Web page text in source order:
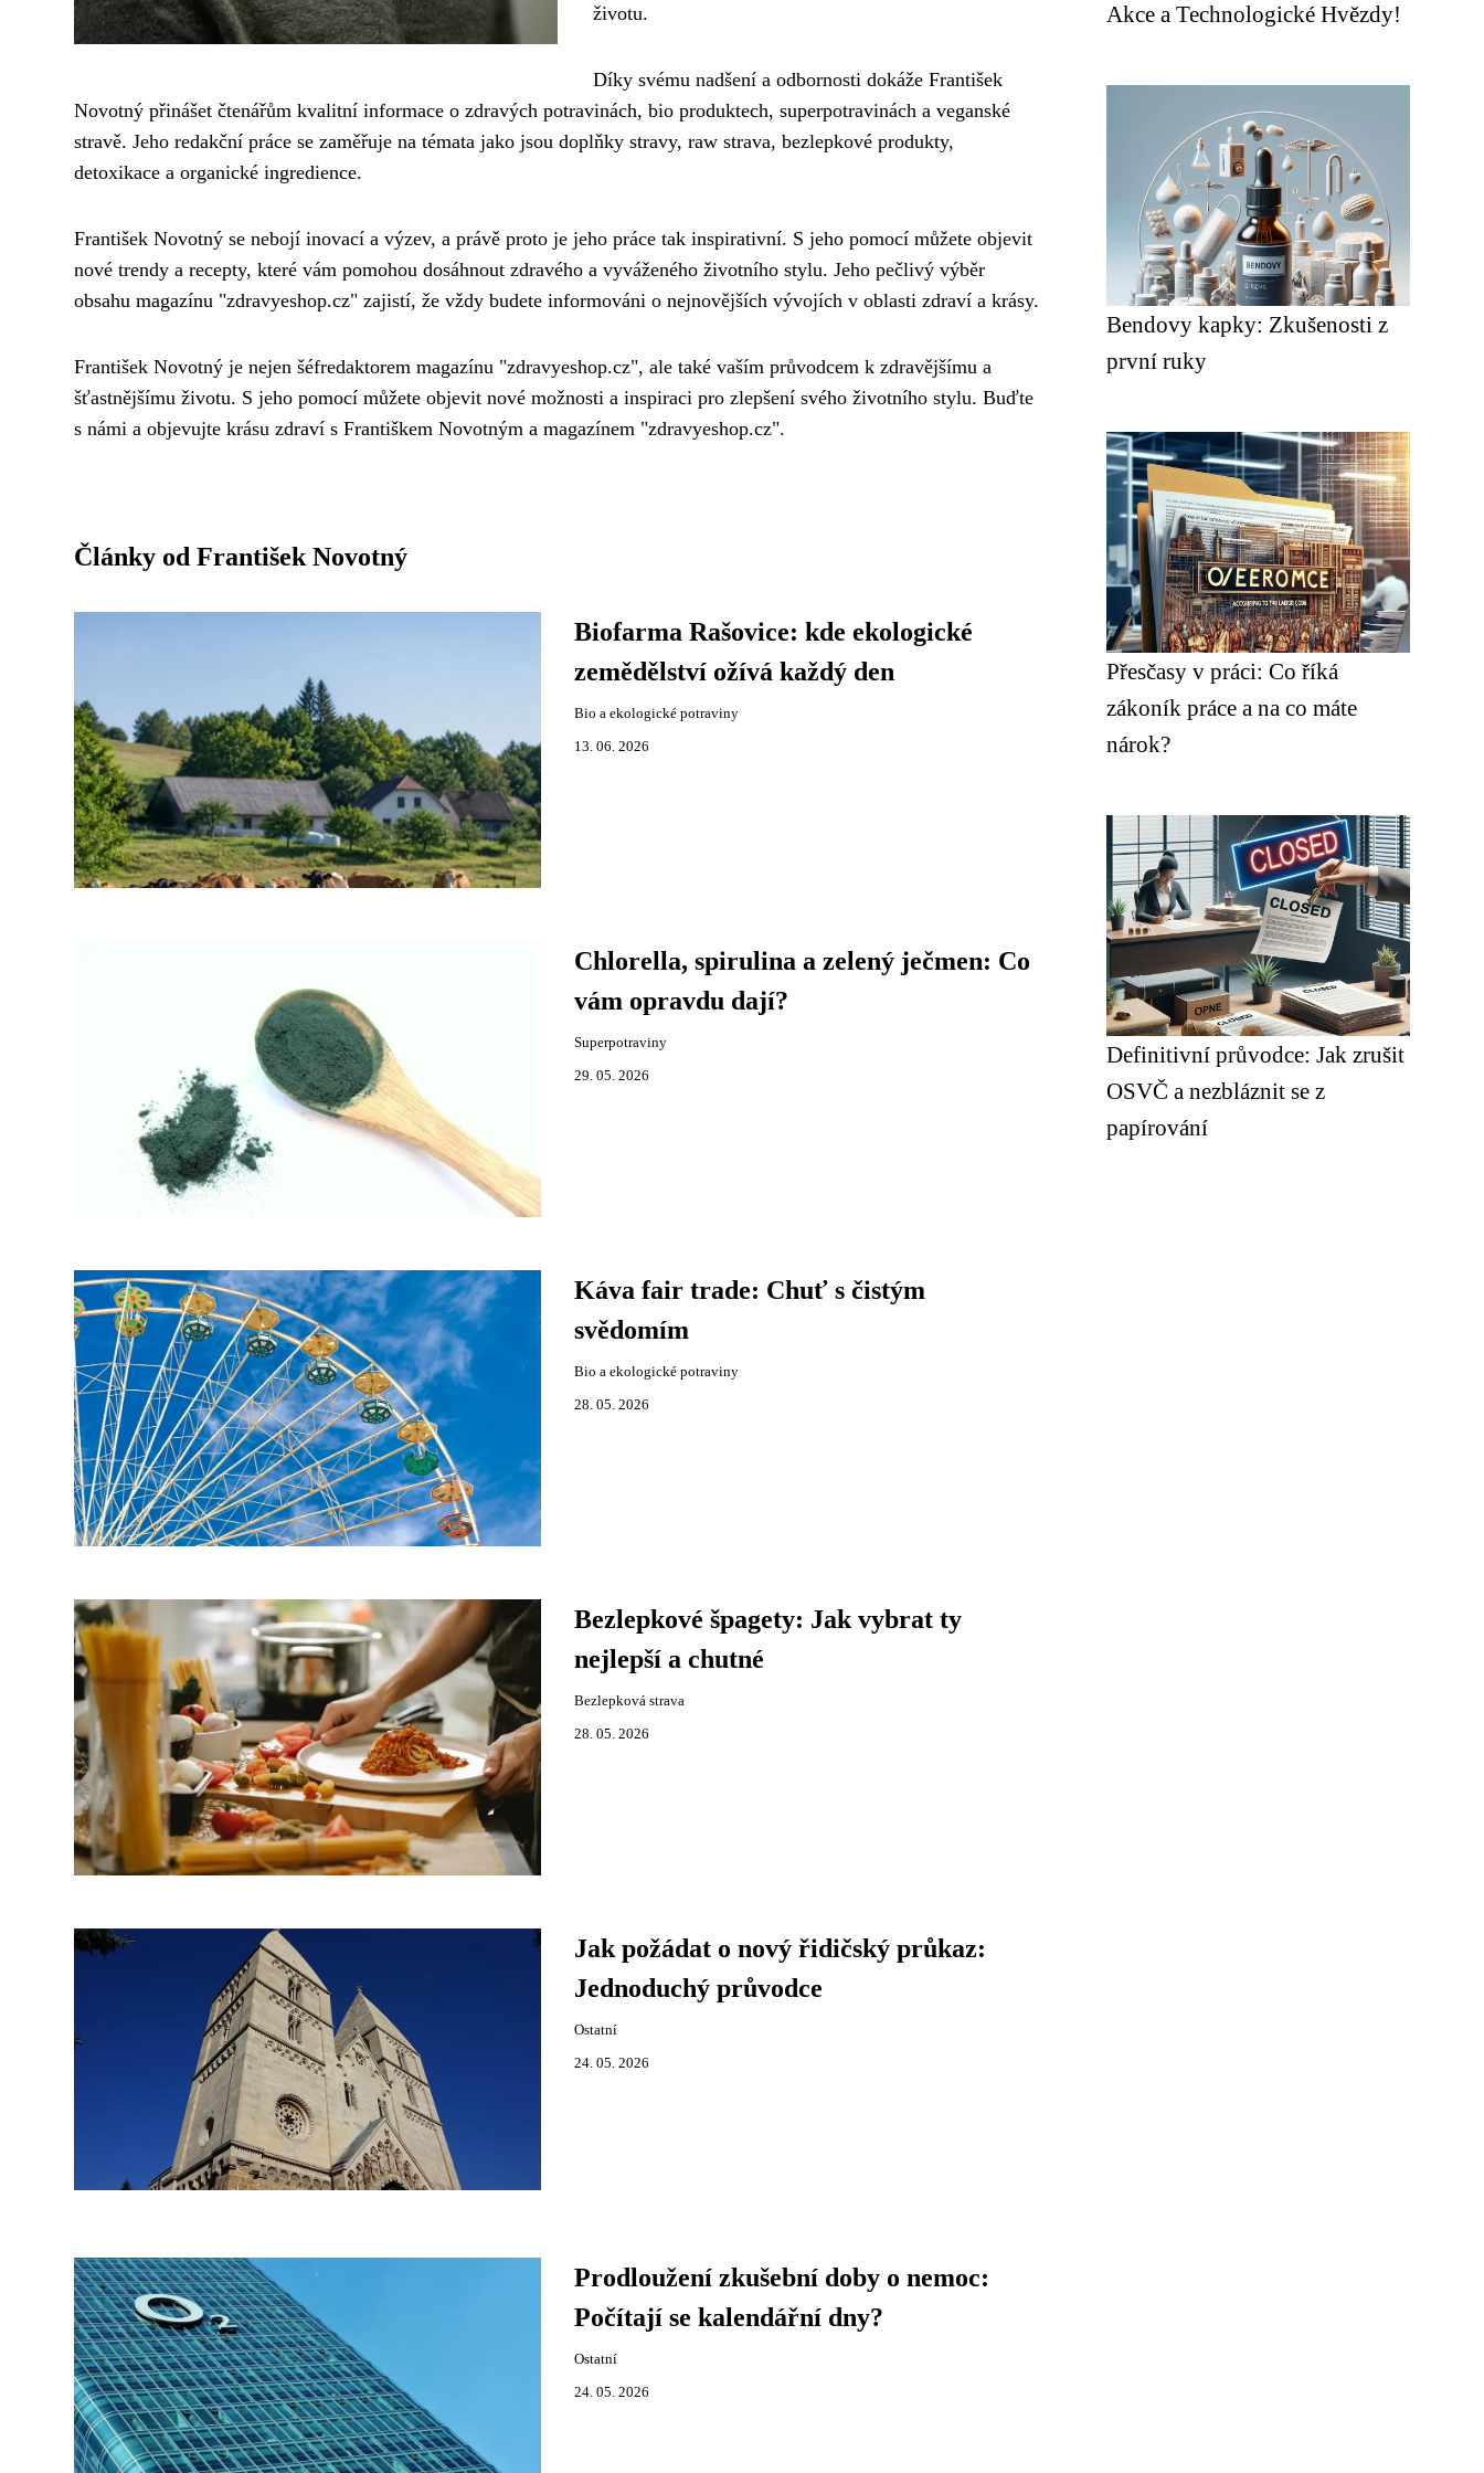
životu.
Díky svému nadšení a odbornosti dokáže František
Novotný přinášet čtenářům kvalitní informace o zdravých potravinách, bio produktech, superpotravinách a veganské
stravě. Jeho redakční práce se zaměřuje na témata jako jsou doplňky stravy, raw strava, bezlepkové produkty,
detoxikace a organické ingredience.
František Novotný se nebojí inovací a výzev, a právě proto je jeho práce tak inspirativní. S jeho pomocí můžete objevit
nové trendy a recepty, které vám pomohou dosáhnout zdravého a vyváženého životního stylu. Jeho pečlivý výběr
obsahu magazínu "zdravyeshop.cz" zajistí, že vždy budete informováni o nejnovějších vývojích v oblasti zdraví a krásy.
František Novotný je nejen šéfredaktorem magazínu "zdravyeshop.cz", ale také vaším průvodcem k zdravějšímu a
šťastnějšímu životu. S jeho pomocí můžete objevit nové možnosti a inspiraci pro zlepšení svého životního stylu. Buďte
s námi a objevujte krásu zdraví s Františkem Novotným a magazínem "zdravyeshop.cz".
Články od František Novotný
Biofarma Rašovice: kde ekologické
zemědělství ožívá každý den
Bio a ekologické potraviny
13. 06. 2026
Chlorella, spirulina a zelený ječmen: Co
vám opravdu dají?
Superpotraviny
29. 05. 2026
Káva fair trade: Chuť s čistým
svědomím
Bio a ekologické potraviny
28. 05. 2026
Bezlepkové špagety: Jak vybrat ty
nejlepší a chutné
Bezlepková strava
28. 05. 2026
Jak požádat o nový řidičský průkaz:
Jednoduchý průvodce
Ostatní
24. 05. 2026
Prodloužení zkušební doby o nemoc:
Počítají se kalendářní dny?
Ostatní
24. 05. 2026
Akce a Technologické Hvězdy!
Bendovy kapky: Zkušenosti z
první ruky
Přesčasy v práci: Co říká
zákoník práce a na co máte
nárok?
Definitivní průvodce: Jak zrušit
OSVČ a nezbláznit se z
papírování